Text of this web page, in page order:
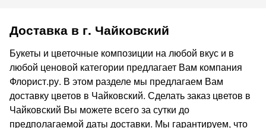
Доставка в г. Чайковский
Букеты и цветочные композиции на любой вкус и в
любой ценовой категории предлагает Вам компания
Флорист.ру. В этом разделе мы предлагаем Вам
доставку цветов в Чайковский. Сделать заказ цветов в
Чайковский Вы можете всего за сутки до
предполагаемой даты доставки. Мы гарантируем, что